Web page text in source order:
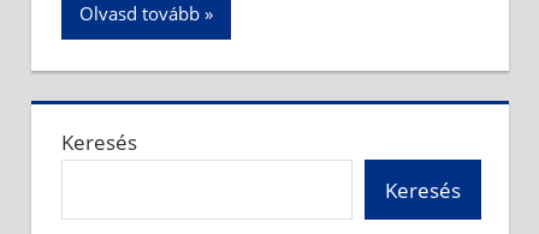
Olvasd tovább
Keresés
Keresés